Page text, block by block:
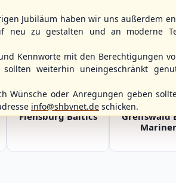
Flensburg Baltics
Greifswald
Jubiläum haben wir uns außerdem
neu zu gestalten und an moderne
Kennworte mit den Berechtigungen
weiterhin uneingeschränkt
Wünsche oder Anregungen geben
info@shbvnet.de schicken.